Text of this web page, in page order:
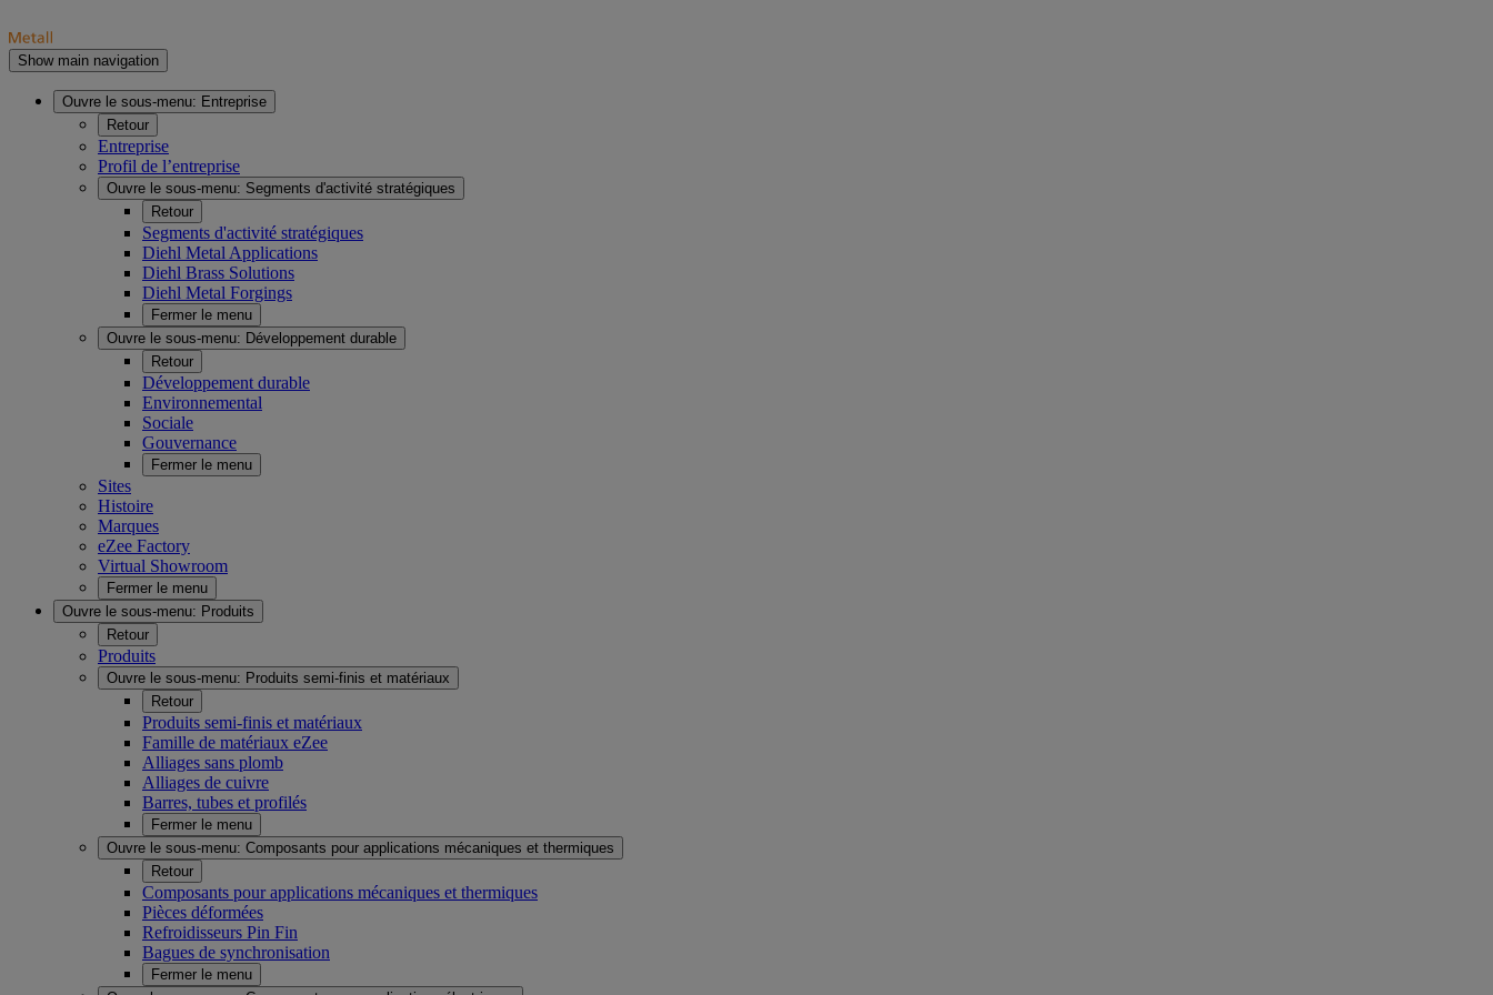
Show main navigation
Ouvre le sous-menu: Entreprise
Retour
Entreprise
Profil de l’entreprise
Ouvre le sous-menu: Segments d'activité stratégiques
Retour
Segments d'activité stratégiques
Diehl Metal Applications
Diehl Brass Solutions
Diehl Metal Forgings
Fermer le menu
Ouvre le sous-menu: Développement durable
Retour
Développement durable
Environnemental
Sociale
Gouvernance
Fermer le menu
Sites
Histoire
Marques
eZee Factory
Virtual Showroom
Fermer le menu
Ouvre le sous-menu: Produits
Retour
Produits
Ouvre le sous-menu: Produits semi-finis et matériaux
Retour
Produits semi-finis et matériaux
Famille de matériaux eZee
Alliages sans plomb
Alliages de cuivre
Barres, tubes et profilés
Fermer le menu
Ouvre le sous-menu: Composants pour applications mécaniques et thermiques
Retour
Composants pour applications mécaniques et thermiques
Pièces déformées
Refroidisseurs Pin Fin
Bagues de synchronisation
Fermer le menu